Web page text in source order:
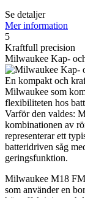
Se detaljer
Mer information
5
Kraftfull precision
Milwaukee Kap-
En kompakt och
Milwaukee som
flexibiliteten hos
Varför den valdes:
kombinationen av
representerar ett
batteridriven såg
geringsfunktion.
Milwaukee M18
som använder en